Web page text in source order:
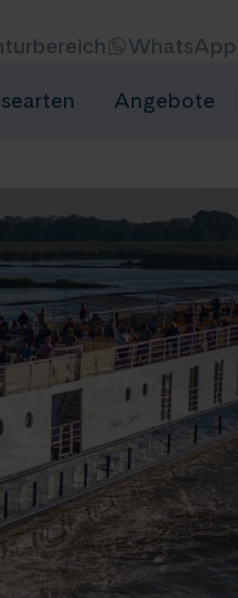
WhatsApp
Angebote